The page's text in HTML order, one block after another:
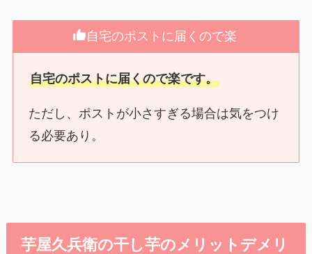
自宅のポストに届くので楽
自宅のポストに届くので楽です。
ただし、ポストが小さすぎる場合は気をつけ
る必要あり。
芋屋久兵衛の干し芋のメリットデメリ